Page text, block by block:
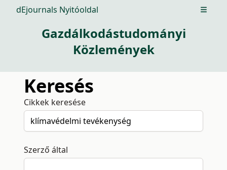
dEjournals Nyitóoldal Open
Gazdálkodástudományi
Közlemények
Keresés
Cikkek keresése
Szerző által